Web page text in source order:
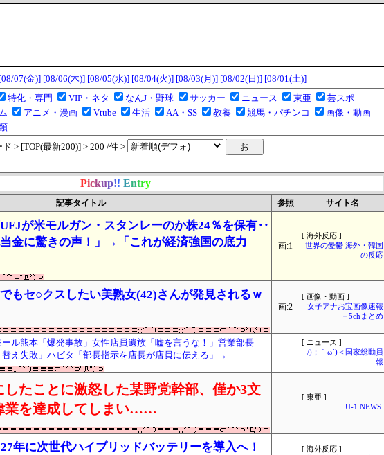
[08/07(金)] [08/06(木)] [08/05(水)] [08/04(火)] [08/03(月)] [08/02(日)] [08/01(土)]
特化・専門 VIP・ネタ なんJ・野球 サッカー ニュース 東亜
芸スポ
アニメ・漫画 Vtube 生活 AA・SS 教養 競馬・パチンコ
画像・動画
> [TOP(最新200)] > 200 /件 >
Pickup!! Entry
記事タイトル 参照 サイト名
が米モルガン・スタンレーのか株24％を保有‥
金に驚きの声！」→「これが経済強国の底力
画:1
[ 海外反応 ]
世界の憂鬱 海外・韓国
の反応
もセ○クスしたい美熟女(42)さんが発見されるｗ
画:2
[ 画像・動画 ]
女子アナお宝画像速報
－5chまとめ
ル熊本「爆発事故」女性店員遺族「嘘を言うな！」営業部長
替え失敗」ハビタ「部長指示を店長が店員に伝える」→
[ ニュース ]
/)；｀ω´)＜国家総動員
報
たことに激怒した某野党幹部、僅か3文
業を達成してしまい……
[ 東亜 ]
U-1 NEWS.
年に次世代ハイブリッドバッテリーを導入へ！
[ 海外反応 ]